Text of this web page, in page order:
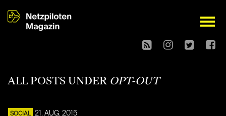
open
ALL POSTS UNDER OPT-OUT
SOCIAL 21. AUG. 2015